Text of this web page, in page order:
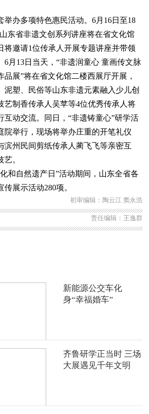
办多项特色惠民活动。6月16日至18
东省非遗文创系列讲座将在省文化馆
将邀请1位传承人开展专题讲座并带领
6月13日当天，“非遗润童心 童画传文脉
展”将在省文化馆二楼西展厅开展，
泥塑、民俗等山东非遗元素融入少儿创
艺制香传承人吴苹等4位优秀传承人将
互动交流。同日，“非遗铸童心”研学活
院举行，现场将举办庄重的开笔礼仪
滨州民间剪纸传承人蔺飞飞等亲密互
。
自然遗产日”活动期间，山东全省各
展示活动280项。
初审编辑：陶云江 窦永浩
责任编辑：王逸群
新能源公交车化
身“幸福婚车”
齐鲁研学正当时 三场
大展遇见千年文明